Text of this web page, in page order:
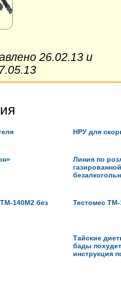
26.02.13 и
НРУ для
Линия по
140М2 без
Тестомес
Тайские
бады
инструкция